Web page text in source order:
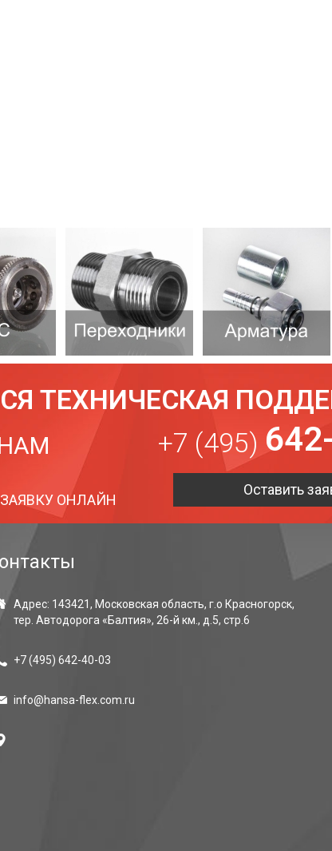
ТЕХНИЧЕСКАЯ
ОНЛАЙН
+7 (495)
Оставить
Адрес: 143421, Московская область, г.о Красногорск,
тер. Автодорога «Балтия», 26-й км., д.5, стр.6
+7 (495)642-40-03
info@hansa-flex.com.ru